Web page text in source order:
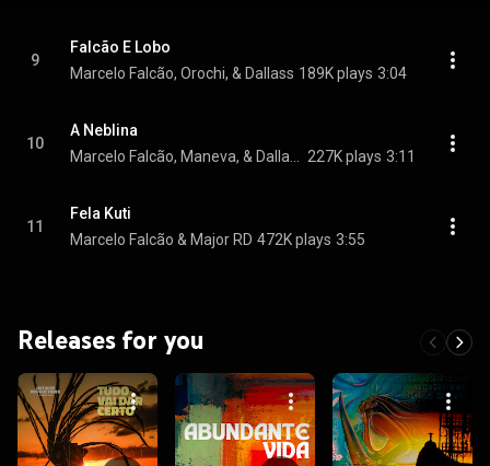
9
Falcão E Lobo
Marcelo Falcão, Orochi, & Dallass 189K plays 3:04
10
A Neblina
227K plays 3:11
11
Fela Kuti
Marcelo Falcão & Major RD 472K plays 3:55
Releases for you